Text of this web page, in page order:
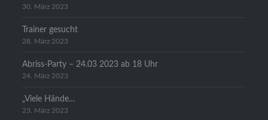
30. März 2023
Trainer gesucht
28. März 2023
Abriss-Party – 24.03 2023 ab 18 Uhr
24. März 2023
„Viele Hände…
23. März 2023